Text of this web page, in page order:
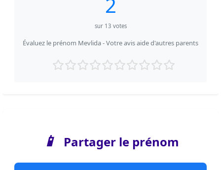
sur 13 votes
Évaluez le prénom Mevlida - Votre avis aide d'autres parents
📱 Partager le prénom